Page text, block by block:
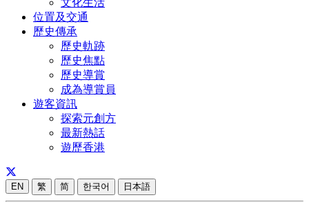
文化生活
位置及交通
歷史傳承
歷史軌跡
歷史焦點
歷史導賞
成為導賞員
遊客資訊
探索元創方
最新熱話
遊歷香港
EN 繁 简 한국어 日本語